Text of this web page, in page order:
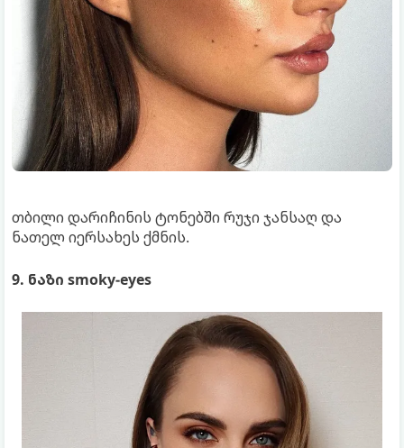
თბილი დარიჩინის ტონებში რუჯი ჯანსაღ და
ნათელ იერსახეს ქმნის.
9. ნაზი smoky-eyes